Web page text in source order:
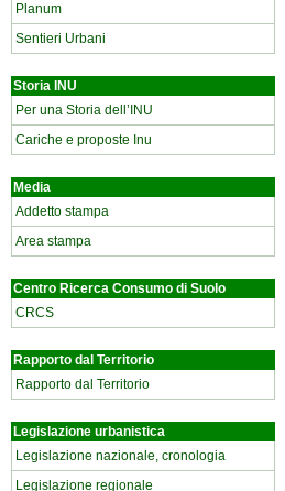
Planum
Sentieri Urbani
Storia INU
Per una Storia dell’INU
Cariche e proposte Inu
Media
Addetto stampa
Area stampa
Centro Ricerca Consumo di Suolo
CRCS
Rapporto dal Territorio
Rapporto dal Territorio
Legislazione urbanistica
Legislazione nazionale, cronologia
Legislazione regionale